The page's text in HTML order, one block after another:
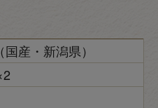
産・新潟県）